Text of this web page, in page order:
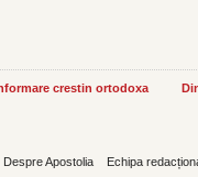
crestin ortodoxa
Despre Apostolia Echipa